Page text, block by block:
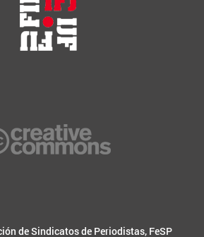
de Sindicatos de Periodistas, FeSP